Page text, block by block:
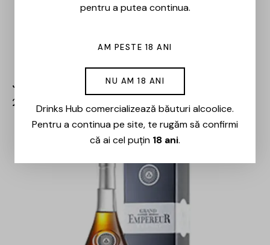
Jack Daniel’s – Single Barrel Whiskey – 0.7L
219,00 lei 186,00
pentru a putea continua.
AM PESTE 18 ANI
NU AM 18 ANI
Drinks Hub comercializează băuturi alcoolice.
Pentru a continua pe site, te rugăm să confirmi
că ai cel puțin 18 ani.